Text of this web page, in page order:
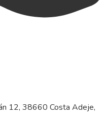
12, 38660 Costa Adeje,